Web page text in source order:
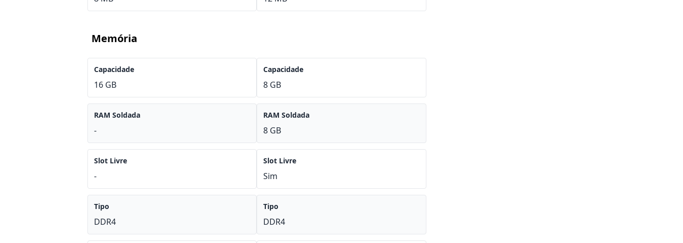
Memória
Capacidade
16 GB
RAM Soldada
-
Slot Livre
-
Tipo
DDR4
Capacidade
8 GB
RAM Soldada
8 GB
Slot Livre
Sim
Tipo
DDR4